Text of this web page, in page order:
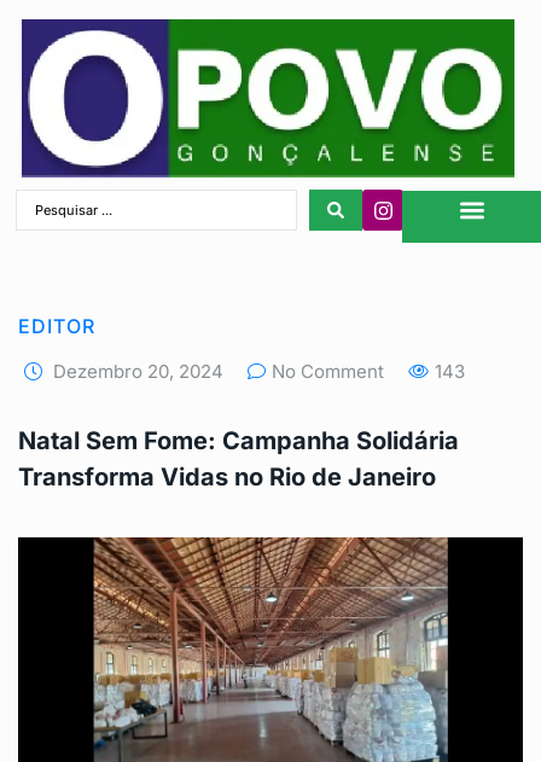
EDITOR
Dezembro 20, 2024 No Comment 143
Natal Sem Fome: Campanha Solidária
Transforma Vidas no Rio de Janeiro